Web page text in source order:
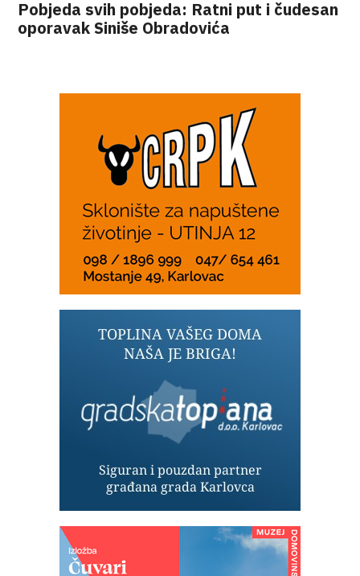
Pobjeda svih pobjeda: Ratni put i čudesan
oporavak Siniše Obradovića